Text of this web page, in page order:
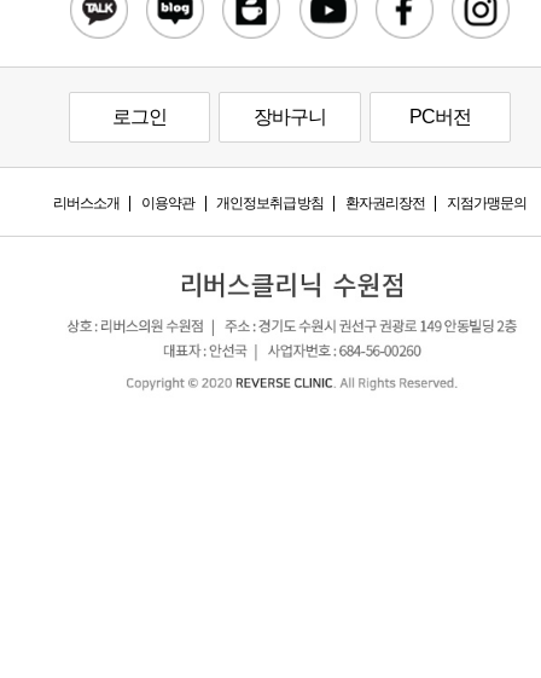
로그인 장바구니 PC버전
리버스소개 이용약관 개인정보취급방침 환자권리장전 지점가맹문의